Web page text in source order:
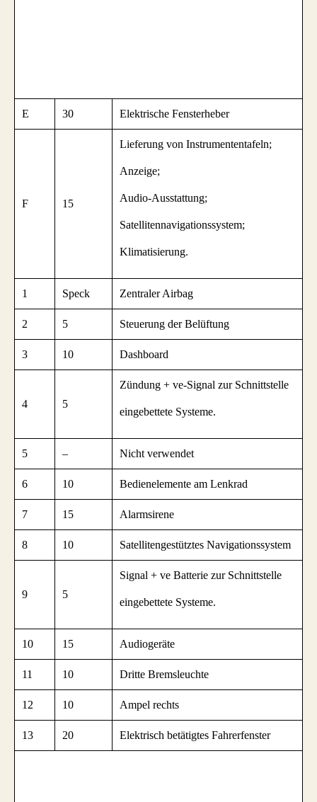
E 30 Elektrische Fensterheber
F 15
Lieferung von Instrumententafeln;
Anzeige;
Audio-Ausstattung;
Satellitennavigationssystem;
Klimatisierung.
1 Speck Zentraler Airbag
2 5 Steuerung der Belüftung
3 10 Dashboard
4 5
Zündung + ve-Signal zur Schnittstelle
eingebettete Systeme.
5 – Nicht verwendet
6 10 Bedienelemente am Lenkrad
7 15 Alarmsirene
8 10 Satellitengestütztes Navigationssystem
9 5
Signal + ve Batterie zur Schnittstelle
eingebettete Systeme.
10 15 Audiogeräte
11 10 Dritte Bremsleuchte
12 10 Ampel rechts
13 20 Elektrisch betätigtes Fahrerfenster